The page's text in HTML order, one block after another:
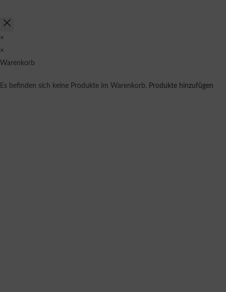
×
×
Warenkorb
Es befinden sich keine Produkte im Warenkorb. Produkte hinzufügen